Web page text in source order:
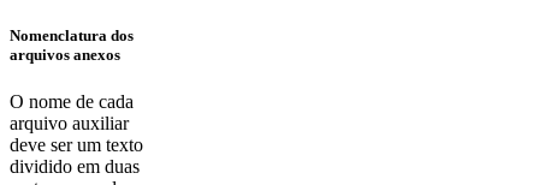
Nomenclatura dos
arquivos anexos
O nome de cada
arquivo auxiliar
deve ser um texto
dividido em duas